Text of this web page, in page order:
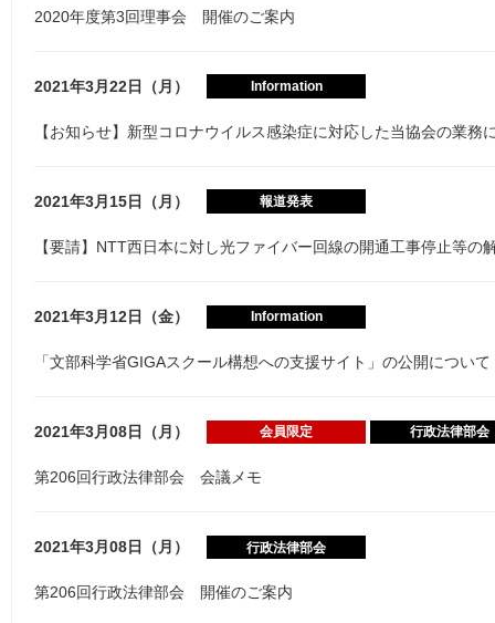
2020年度第3回理事会 開催のご案内
2021年3月22日（月） Information
【お知らせ】新型コロナウイルス感染症に対応した当協会の業務
2021年3月15日（月） 報道発表
【要請】NTT西日本に対し光ファイバー回線の開通工事停止等の
2021年3月12日（金） Information
「文部科学省GIGAスクール構想への支援サイト」の公開について
2021年3月08日（月） 会員限定 行政法律部会
第206回行政法律部会 会議メモ
2021年3月08日（月） 行政法律部会
第206回行政法律部会 開催のご案内